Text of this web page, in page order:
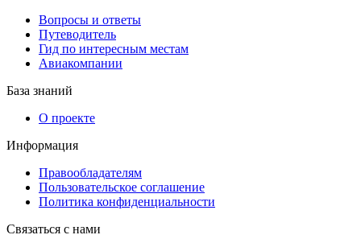
Вопросы и ответы
Путеводитель
Гид по интересным местам
Авиакомпании
База знаний
О проекте
Информация
Правообладателям
Пользовательское соглашение
Политика конфиденциальности
Связаться с нами